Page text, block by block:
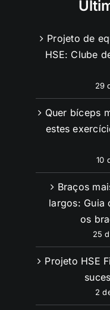
Projeto de
HSE: Clube
29
Quer bíceps
estes
10
Braços
largos: Guia
os
25
Projeto HSE
2